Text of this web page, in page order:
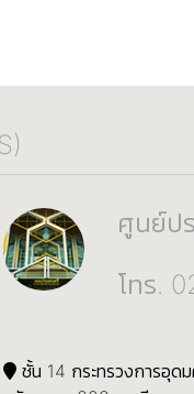
ศูนย์ป
โทร.
ชั้น 14 กระทรวงการอุด